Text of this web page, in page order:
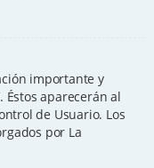
importante y
aparecerán al
de Usuario. Los
por La